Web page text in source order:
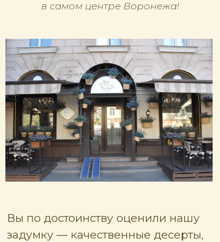
в аэропорту. Затем—Проспект
открылись в "ЖК 230 Футов" на
Наша задача сделать так, чтобы гость
стал постоянным. Изысками и акциями
уже никого не удивишь. Но когда ты
относишься к человеку с душой — он
это чувствует.
гостями, сотрудники всегда спрашивают,
понравились ли десерты, и чего еще
Ссылка на источник